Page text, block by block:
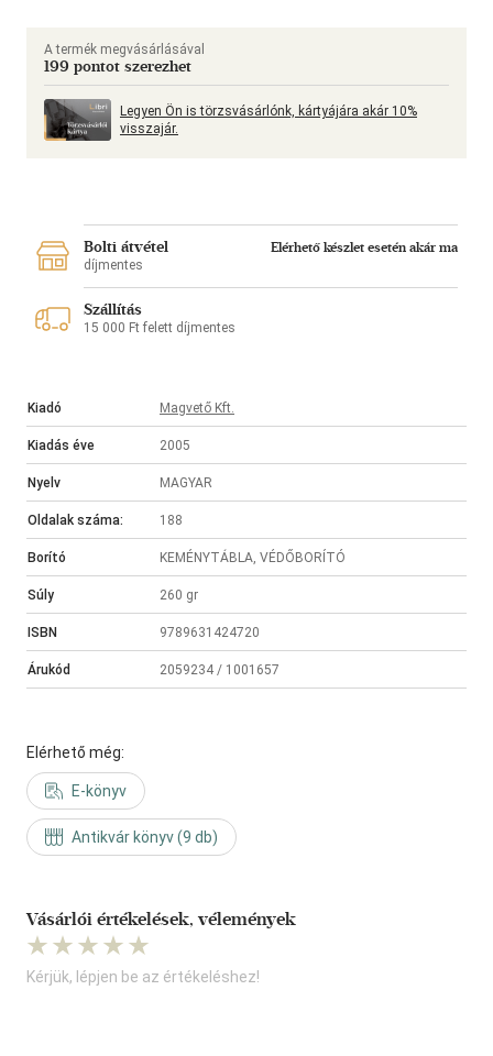
A termék megvásárlásával
199 pontot szerezhet
Legyen Ön is törzsvásárlónk, kártyájára akár 10%
visszajár.
Bolti átvétel
Elérhető készlet esetén akár ma
díjmentes
Szállítás
15 000 Ft felett díjmentes
Kiadó Magvető Kft.
Kiadás éve 2005
Nyelv MAGYAR
Oldalak száma: 188
Borító KEMÉNYTÁBLA, VÉDŐBORÍTÓ
Súly 260 gr
ISBN 9789631424720
Árukód 2059234 / 1001657
Elérhető még:
E-könyv
Antikvár könyv (9 db)
Vásárlói értékelések, vélemények
Kérjük, lépjen be az értékeléshez!